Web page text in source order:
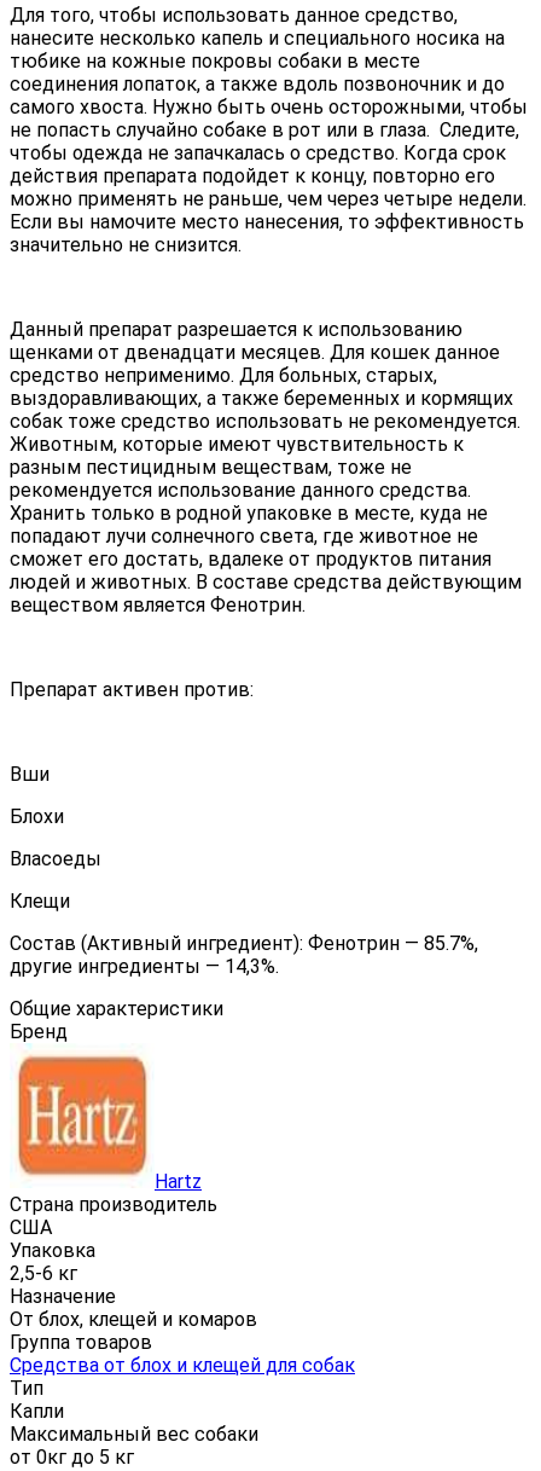
Для того, чтобы использовать данное средство,
нанесите несколько капель и специального носика на
тюбике на кожные покровы собаки в месте
соединения лопаток, а также вдоль позвоночник и до
самого хвоста. Нужно быть очень осторожными, чтобы
не попасть случайно собаке в рот или в глаза. Следите,
чтобы одежда не запачкалась о средство. Когда срок
действия препарата подойдет к концу, повторно его
можно применять не раньше, чем через четыре недели.
Если вы намочите место нанесения, то эффективность
значительно не снизится.
Данный препарат разрешается к использованию
щенками от двенадцати месяцев. Для кошек данное
средство неприменимо. Для больных, старых,
выздоравливающих, а также беременных и кормящих
собак тоже средство использовать не рекомендуется.
Животным, которые имеют чувствительность к
разным пестицидным веществам, тоже не
рекомендуется использование данного средства.
Хранить только в родной упаковке в месте, куда не
попадают лучи солнечного света, где животное не
сможет его достать, вдалеке от продуктов питания
людей и животных. В составе средства действующим
веществом является Фенотрин.
Препарат активен против:
Вши
Блохи
Власоеды
Клещи
Состав (Активный ингредиент): Фенотрин ― 85.7%,
другие ингредиенты ― 14,3%.
Общие характеристики
Бренд
Hartz
Страна производитель
CША
Упаковка
2,5-6 кг
Назначение
От блох, клещей и комаров
Группа товаров
Средства от блох и клещей для собак
Тип
Капли
Максимальный вес собаки
от 0кг до 5 кг